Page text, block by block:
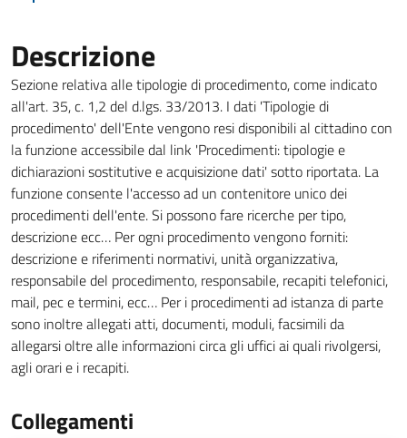
Descrizione
Sezione relativa alle tipologie di procedimento, come indicato
all'art. 35, c. 1,2 del d.lgs. 33/2013. I dati 'Tipologie di
procedimento' dell'Ente vengono resi disponibili al cittadino con
la funzione accessibile dal link 'Procedimenti: tipologie e
dichiarazioni sostitutive e acquisizione dati' sotto riportata. La
funzione consente l'accesso ad un contenitore unico dei
procedimenti dell'ente. Si possono fare ricerche per tipo,
descrizione ecc… Per ogni procedimento vengono forniti:
descrizione e riferimenti normativi, unità organizzativa,
responsabile del procedimento, responsabile, recapiti telefonici,
mail, pec e termini, ecc… Per i procedimenti ad istanza di parte
sono inoltre allegati atti, documenti, moduli, facsimili da
allegarsi oltre alle informazioni circa gli uffici ai quali rivolgersi,
agli orari e i recapiti.
Collegamenti